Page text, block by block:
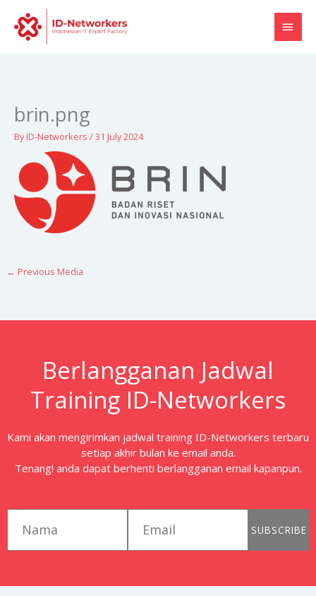
content
brin.png
ByID-Networkers /31 July 2024
← Previous Media
Berlangganan Jadwal
Training ID-Networkers
Kami akan mengirimkan jadwal training ID-Networkers terbaru
setiap akhir bulan ke email anda.
Tenang! anda dapat berhenti berlangganan email kapanpun.
SUBSCRIBE